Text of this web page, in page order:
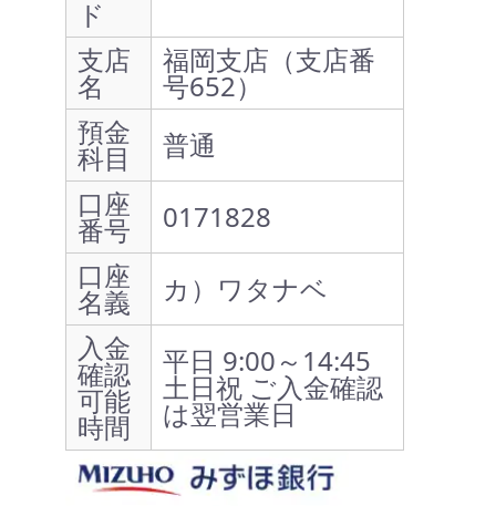
ド
支店
名
福岡支店（支店番
号652）
預金
科目
普通
口座
番号
0171828
口座
名義
カ）ワタナベ
入金
確認
可能
時間
平日 9:00～14:45
土日祝 ご入金確認
は翌営業日